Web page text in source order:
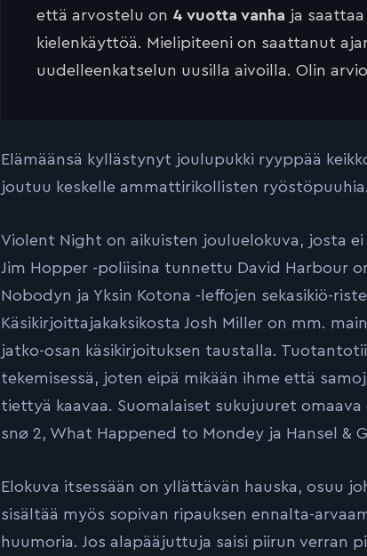
että arvostelu on 4 vuotta vanha ja
kielenkäyttöä. Mielipiteeni on saattanut
uudelleenkatselun uusilla aivoilla. Olin
Elämäänsä kyllästynyt joulupukki ryyppää
joutuu keskelle ammattirikollisten
Violent Night on aikuisten jouluelokuva, josta
Jim Hopper -poliisina tunnettu David Harbour
Nobodyn ja Yksin Kotona -leffojen sekasikiö-
Käsikirjoittajakaksikosta Josh Miller on mm.
jatko-osan käsikirjoituksen taustalla.
tekemisessä, joten eipä mikään ihme että
tiettyä kaavaa. Suomalaiset sukujuuret
snø 2, What Happened to Mondey ja Hansel &
Elokuva itsessään on yllättävän hauska, osuu
sisältää myös sopivan ripauksen ennalta-
huumoria. Jos alapääjuttuja saisi piirun verran